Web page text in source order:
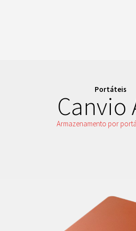
Portáteis
Canvio
Armazenamento por